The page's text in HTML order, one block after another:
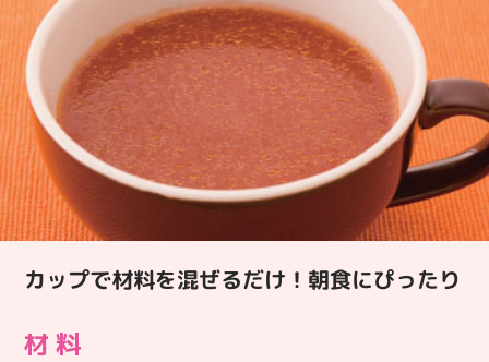
カップで材料を混ぜるだけ！朝食にぴったり
材料